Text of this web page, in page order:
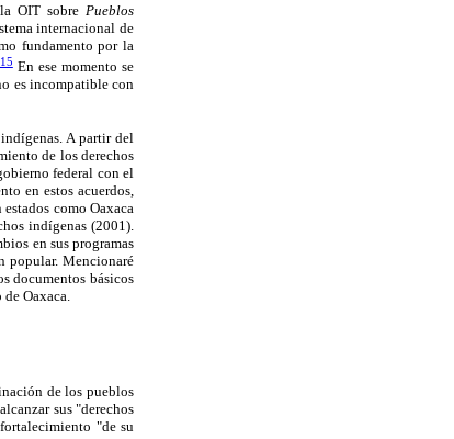
OIT sobre Pueblos
internacional de
fundamento por la
15En ese momento se
es incompatible con
A partir del
de los derechos
federal con el
en estos acuerdos,
como Oaxaca
indígenas (2001).
en sus programas
popular. Mencionaré
documentos básicos
Oaxaca.
de los pueblos
sus "derechos
"de su